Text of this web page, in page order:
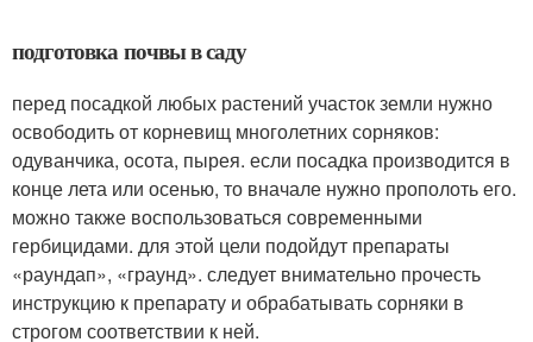
подготовка почвы в саду
перед посадкой любых растений участок земли нужно
освободить от корневищ многолетних сорняков:
одуванчика, осота, пырея. если посадка производится в
конце лета или осенью, то вначале нужно прополоть его.
можно также воспользоваться современными
гербицидами. для этой цели подойдут препараты
«раундап», «граунд». следует внимательно прочесть
инструкцию к препарату и обрабатывать сорняки в
строгом соответствии к ней.